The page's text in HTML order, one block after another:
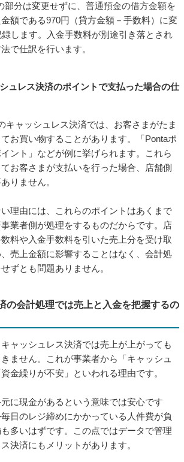
部分は変更せずに、普通預金の借方金額を
額である970円（貸方金額－手数料）に変
します。入金手数料が別途引き落とされ
で仕訳を行います。
ュレス決済のポイントで支払った場合の仕
キャッシュレス決済では、お客さまがたま
お買い物することがあります。「Pontaポ
ント」などが例に挙げられます。これら
お客さまが支払いを行った場合、店舗側
りません。
理由には、これらのポイントはあくまで
業者側が処理をするものだからです。店
料や入金手数料を引いた売上分を受け取
売上金額に影響することはなく、会計処
ずとも問題ありません。
の会計処理では売上と入金を把握するの
ャッシュレス決済では売上が上がっても
ません。これが事業者から「キャッシュ
金繰りが不安」といわれる理由です。
に現金があるという意味では安心です
日のレジ締めにかかっている人件費が負
多いはずです。この点ではデータで管理
決済にもメリットがあります。